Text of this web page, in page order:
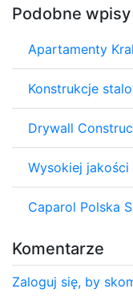
Podobne wpisy
Apartamenty
Konstrukcje
Drywall
Wysokiej jakości
Caparol Polska
Komentarze
Zaloguj się, by